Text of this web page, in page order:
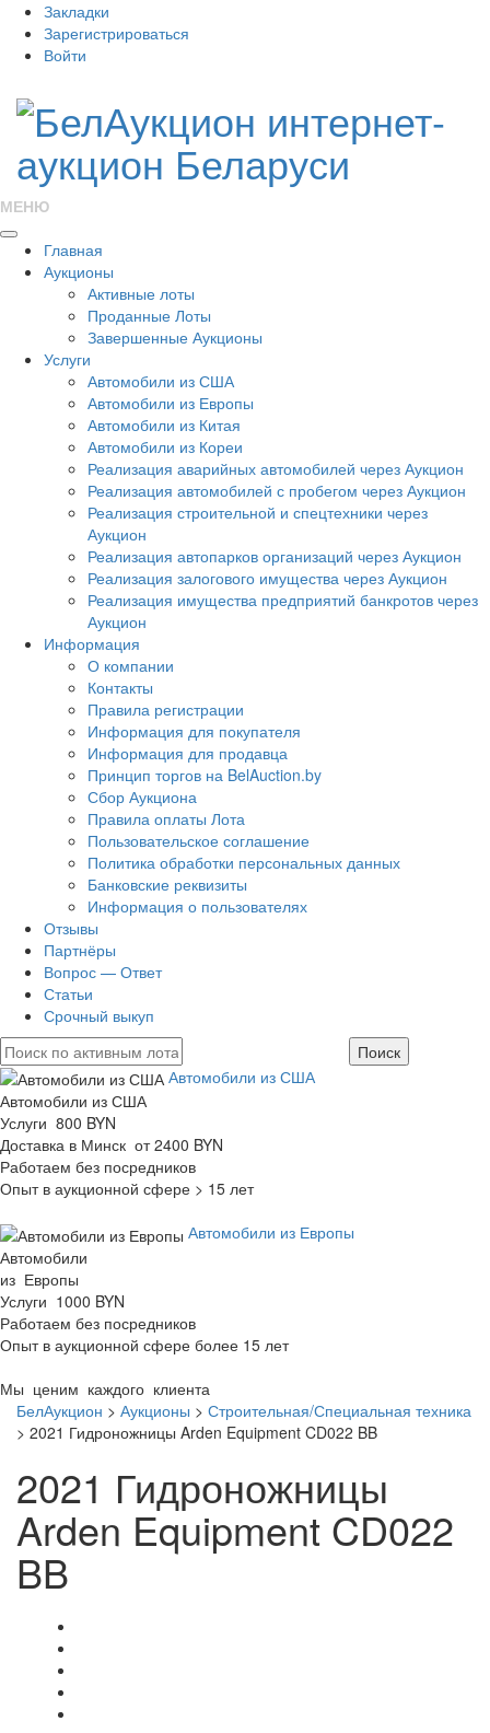
Закладки
Зарегистрироваться
Войти
МЕНЮ
Главная
Аукционы
Активные лоты
Проданные Лоты
Завершенные Аукционы
Услуги
Автомобили из США
Автомобили из Европы
Автомобили из Китая
Автомобили из Кореи
Реализация аварийных автомобилей через Аукцион
Реализация автомобилей с пробегом через Аукцион
Реализация строительной и спецтехники через
Аукцион
Реализация автопарков организаций через Аукцион
Реализация залогового имущества через Аукцион
Реализация имущества предприятий банкротов через
Аукцион
Информация
О компании
Контакты
Правила регистрации
Информация для покупателя
Информация для продавца
Принцип торгов на BelAuction.by
Сбор Аукциона
Правила оплаты Лота
Пользовательское соглашение
Политика обработки персональных данных
Банковские реквизиты
Информация о пользователях
Отзывы
Партнёры
Вопрос — Ответ
Статьи
Срочный выкуп
Автомобили из США
Автомобили из США
Услуги 800 BYN
Доставка в Минск от 2400 BYN
Работаем без посредников
Опыт в аукционной сфере > 15 лет
Автомобили из Европы
Автомобили
из Европы
Услуги 1000 BYN
Работаем без посредников
Опыт в аукционной сфере более 15 лет
Мы ценим каждого клиента
БелАукцион > Аукционы > Строительная/Специальная техника
> 2021 Гидроножницы Arden Equipment CD022 BB
2021 Гидроножницы
Arden Equipment CD022
BB